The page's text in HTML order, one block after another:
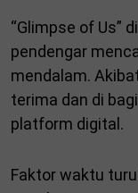
“Glimpse of Us”
pendengar
mendalam.
terima dan di
platform digital.
Faktor waktu